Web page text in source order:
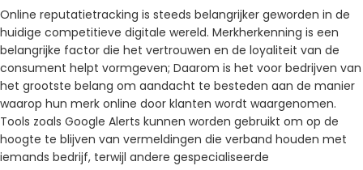
Online reputatietracking is steeds belangrijker geworden in de
huidige competitieve digitale wereld. Merkherkenning is een
belangrijke factor die het vertrouwen en de loyaliteit van de
consument helpt vormgeven; Daarom is het voor bedrijven van
het grootste belang om aandacht te besteden aan de manier
waarop hun merk online door klanten wordt waargenomen.
Tools zoals Google Alerts kunnen worden gebruikt om op de
hoogte te blijven van vermeldingen die verband houden met
iemands bedrijf, terwijl andere gespecialiseerde